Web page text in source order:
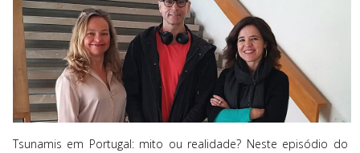
Tsunamis em Portugal: mito ou realidade? Neste episódio do